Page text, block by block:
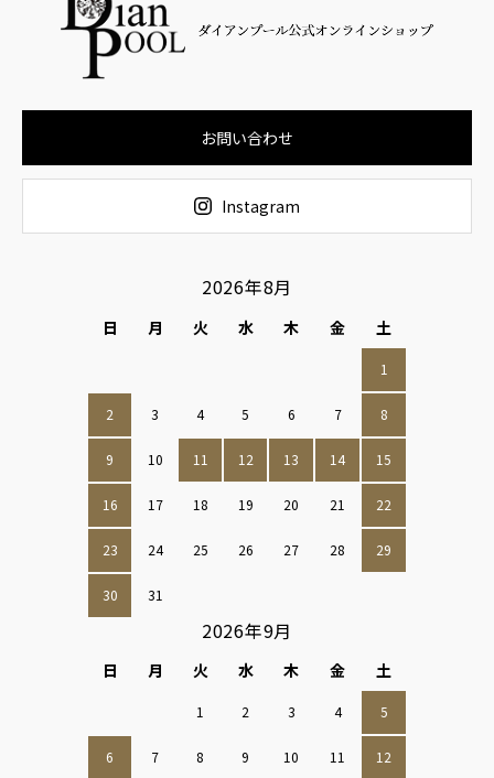
お問い合わせ
Instagram
2026年8月
日 月 火 水 木 金 土
1
2 3 4 5 6 7 8
9 10 11 12 13 14 15
16 17 18 19 20 21 22
23 24 25 26 27 28 29
30 31
2026年9月
日 月 火 水 木 金 土
1 2 3 4 5
6 7 8 9 10 11 12